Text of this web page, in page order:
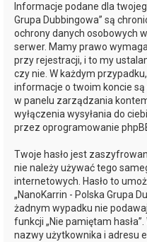
Informacje podane dla
Grupa Dubbingowa” są
ochrony danych osobowych
serwer. Mamy prawo
przy rejestracji, i to my
czy nie. W każdym
informacje o twoim koncie
w panelu zarządzania
wyłączenia wysyłania do
przez oprogramowanie
Twoje hasło jest
nie należy używać tego
internetowych. Hasło to
„NanoKarrin - Polska Grupa
żadnym wypadku nie podawaj
funkcji „Nie pamiętam
nazwy użytkownika i adresu